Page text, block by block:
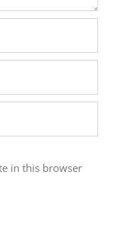
in this browser